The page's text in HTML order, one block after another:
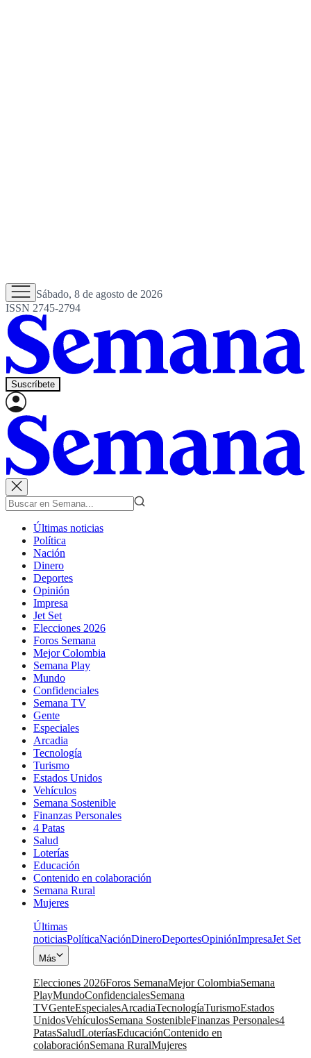
Sábado, 8 de agosto de 2026
ISSN 2745-2794
Suscríbete
Últimas noticias
Política
Nación
Dinero
Deportes
Opinión
Impresa
Jet Set
Elecciones 2026
Foros Semana
Mejor Colombia
Semana Play
Mundo
Confidenciales
Semana TV
Gente
Especiales
Arcadia
Tecnología
Turismo
Estados Unidos
Vehículos
Semana Sostenible
Finanzas Personales
4 Patas
Salud
Loterías
Educación
Contenido en colaboración
Semana Rural
Mujeres
Últimas
noticiasPolíticaNaciónDineroDeportesOpiniónImpresaJet Set
Más
Elecciones 2026Foros SemanaMejor ColombiaSemana
PlayMundoConfidencialesSemana
TVGenteEspecialesArcadiaTecnologíaTurismoEstados
UnidosVehículosSemana SostenibleFinanzas Personales4
PatasSaludLoteríasEducaciónContenido en
colaboraciónSemana RuralMujeres